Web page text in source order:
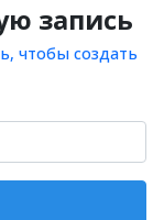
запись
чтобы создать